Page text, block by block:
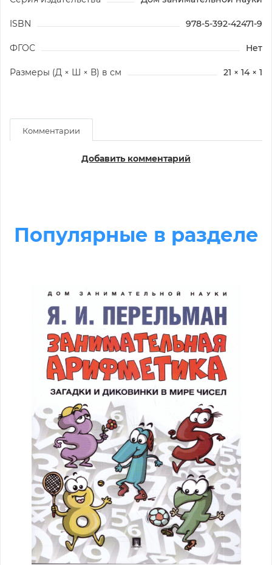
ISBN 978-5-392-42471-9
ФГОС Нет
Размеры (Д × Ш × В) в см 21 × 14 × 1
Комментарии
Добавить комментарий
Популярные в разделе